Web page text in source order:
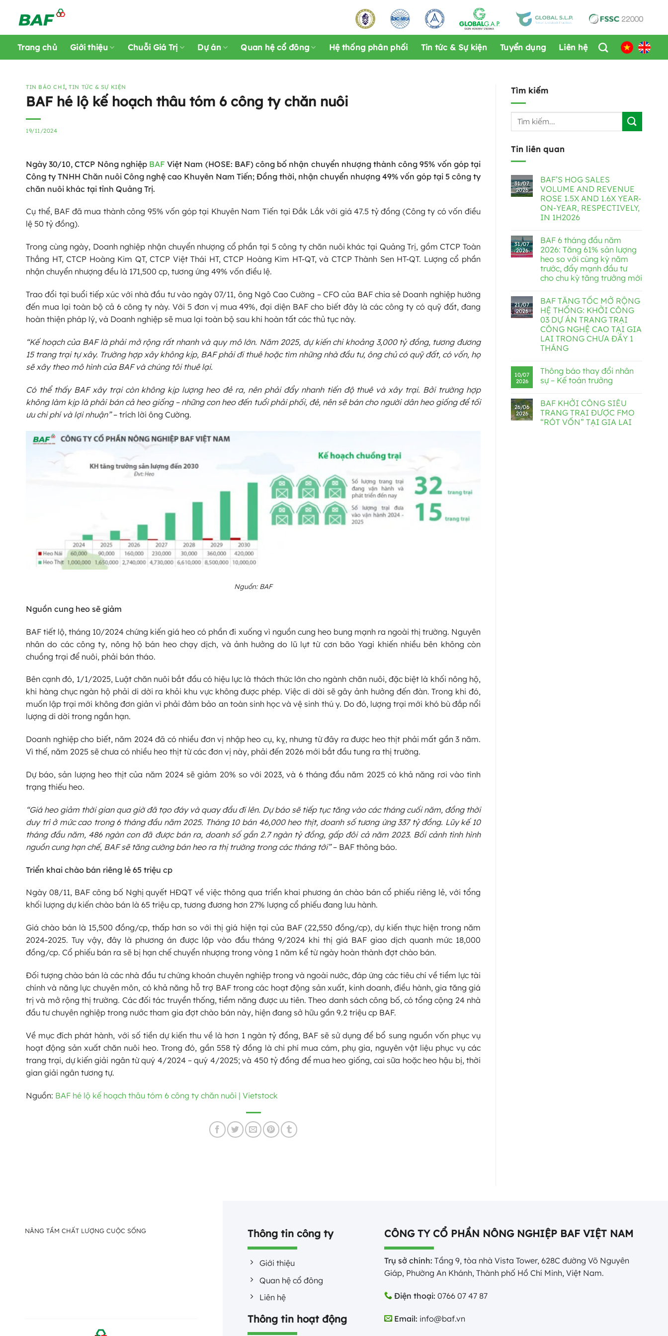
Trang chủ
Giới thiệu Chuỗi Giá Trị Dự án Quan hệ cổ đông Hệ thống phân phối Tin tức & Sự kiện Tuyển dụng Liên hệ
TIN BÁO CHÍ,TIN TỨC & SỰ KIỆN
BAF hé lộ kế hoạch thâu tóm 6 công ty chăn nuôi
19/11/2024
Ngày 30/10, CTCP Nông nghiệp BAF Việt Nam (HOSE: BAF) công bố nhận chuyển nhượng thành công 95% vốn góp tại
Công ty TNHH Chăn nuôi Công nghệ cao Khuyên Nam Tiến; Đồng thời, nhận chuyển nhượng 49% vốn góp tại 5 công ty
chăn nuôi khác tại tỉnh Quảng Trị.
Cụ thể, BAF đã mua thành công 95% vốn góp tại Khuyên Nam Tiến tại Đắk Lắk với giá 47.5 tỷ đồng (Công ty có vốn điều
lệ 50 tỷ đồng).
Trong cùng ngày, Doanh nghiệp nhận chuyển nhượng cổ phần tại 5 công ty chăn nuôi khác tại Quảng Trị, gồm CTCP Toàn
Thắng HT, CTCP Hoàng Kim QT, CTCP Việt Thái HT, CTCP Hoàng Kim HT-QT, và CTCP Thành Sen HT-QT. Lượng cổ phần
nhận chuyển nhượng đều là 171,500 cp, tương ứng 49% vốn điều lệ.
Trao đổi tại buổi tiếp xúc với nhà đầu tư vào ngày 07/11, ông Ngô Cao Cường – CFO của BAF chia sẻ Doanh nghiệp hướng
đến mua lại toàn bộ cả 6 công ty này. Với 5 đơn vị mua 49%, đại diện BAF cho biết đây là các công ty có quỹ đất, đang
hoàn thiện pháp lý, và Doanh nghiệp sẽ mua lại toàn bộ sau khi hoàn tất các thủ tục này.
“Kế hoạch của BAF là phải mở rộng rất nhanh và quy mô lớn. Năm 2025, dự kiến chi khoảng 3,000 tỷ đồng, tương đương
15 trang trại tự xây. Trường hợp xây không kịp, BAF phải đi thuê hoặc tìm những nhà đầu tư, ông chủ có quỹ đất, có vốn, họ
sẽ xây theo mô hình của BAF và chúng tôi thuê lại.
Có thể thấy BAF xây trại còn không kịp lượng heo đẻ ra, nên phải đẩy nhanh tiến độ thuê và xây trại. Bởi trường hợp
không làm kịp là phải bán cả heo giống – những con heo đến tuổi phải phối, đẻ, nên sẽ bán cho người dân heo giống để tối
ưu chi phí và lợi nhuận”– trích lời ông Cường.
Nguồn: BAF
Nguồn cung heo sẽ giảm
BAF tiết lộ, tháng 10/2024 chứng kiến giá heo có phần đi xuống vì nguồn cung heo bung mạnh ra ngoài thị trường. Nguyên
nhân do các công ty, nông hộ bán heo chạy dịch, và ảnh hưởng do lũ lụt từ cơn bão Yagi khiến nhiều bên không còn
chuồng trại để nuôi, phải bán tháo.
Bên cạnh đó, 1/1/2025, Luật chăn nuôi bắt đầu có hiệu lực là thách thức lớn cho ngành chăn nuôi, đặc biệt là khối nông hộ,
khi hàng chục ngàn hộ phải di dời ra khỏi khu vực không được phép. Việc di dời sẽ gây ảnh hưởng đến đàn. Trong khi đó,
muốn lập trại mới không đơn giản vì phải đảm bảo an toàn sinh học và vệ sinh thú y. Do đó, lượng trại mới khó bù đắp nổi
lượng di dời trong ngắn hạn.
Doanh nghiệp cho biết, năm 2024 đã có nhiều đơn vị nhập heo cụ, kỵ, nhưng từ đây ra được heo thịt phải mất gần 3 năm.
Vì thế, năm 2025 sẽ chưa có nhiều heo thịt từ các đơn vị này, phải đến 2026 mới bắt đầu tung ra thị trường.
Dự báo, sản lượng heo thịt của năm 2024 sẽ giảm 20% so với 2023, và 6 tháng đầu năm 2025 có khả năng rơi vào tình
trạng thiếu heo.
“Giá heo giảm thời gian qua giờ đã tạo đáy và quay đầu đi lên. Dự báo sẽ tiếp tục tăng vào các tháng cuối năm, đồng thời
duy trì ở mức cao trong 6 tháng đầu năm 2025. Tháng 10 bán 46,000 heo thịt, doanh số tương ứng 337 tỷ đồng. Lũy kế 10
tháng đầu năm, 486 ngàn con đã được bán ra, doanh số gần 2.7 ngàn tỷ đồng, gấp đôi cả năm 2023. Bối cảnh tình hình
nguồn cung hạn chế, BAF sẽ tăng cường bán heo ra thị trường trong các tháng tới”– BAF thông báo.
Triển khai chào bán riêng lẻ 65 triệu cp
Ngày 08/11, BAF công bố Nghị quyết HĐQT về việc thông qua triển khai phương án chào bán cổ phiếu riêng lẻ, với tổng
khối lượng dự kiến chào bán là 65 triệu cp, tương đương hơn 27% lượng cổ phiếu đang lưu hành.
Giá chào bán là 15,500 đồng/cp, thấp hơn so với thị giá hiện tại của BAF (22,550 đồng/cp), dự kiến thực hiện trong năm
2024-2025. Tuy vậy, đây là phương án được lập vào đầu tháng 9/2024 khi thị giá BAF giao dịch quanh mức 18,000
đồng/cp. Cổ phiếu bán ra sẽ bị hạn chế chuyển nhượng trong vòng 1 năm kể từ ngày hoàn thành đợt chào bán.
Đối tượng chào bán là các nhà đầu tư chứng khoán chuyên nghiệp trong và ngoài nước, đáp ứng các tiêu chí về tiềm lực tài
chính và năng lực chuyên môn, có khả năng hỗ trợ BAF trong các hoạt động sản xuất, kinh doanh, điều hành, gia tăng giá
trị và mở rộng thị trường. Các đối tác truyền thống, tiềm năng được ưu tiên. Theo danh sách công bố, có tổng cộng 24 nhà
đầu tư chuyên nghiệp trong nước tham gia đợt chào bán này, hiện đang sở hữu gần 9.2 triệu cp BAF.
Về mục đích phát hành, với số tiền dự kiến thu về là hơn 1 ngàn tỷ đồng, BAF sẽ sử dụng để bổ sung nguồn vốn phục vụ
hoạt động sản xuất chăn nuôi heo. Trong đó, gần 558 tỷ đồng là chi phí mua cám, phụ gia, nguyên vật liệu phục vụ các
trang trại, dự kiến giải ngân từ quý 4/2024 – quý 4/2025; và 450 tỷ đồng để mua heo giống, cai sữa hoặc heo hậu bị, thời
gian giải ngân tương tự.
Nguồn: BAF hé lộ kế hoạch thâu tóm 6 công ty chăn nuôi | Vietstock
Tìm kiếm
Tin liên quan
31/07
2026
BAF’S HOG SALES
VOLUME AND REVENUE
ROSE 1.5X AND 1.6X YEAR-
ON-YEAR, RESPECTIVELY,
IN 1H2026
31/07
2026
BAF 6 tháng đầu năm
2026: Tăng 61% sản lượng
heo so với cùng kỳ năm
trước, đẩy mạnh đầu tư
cho chu kỳ tăng trưởng mới
21/07
2026
BAF TĂNG TỐC MỞ RỘNG
HỆ THỐNG: KHỞI CÔNG
03 DỰ ÁN TRANG TRẠI
CÔNG NGHỆ CAO TẠI GIA
LAI TRONG CHƯA ĐẦY 1
THÁNG
10/07
2026
Thông báo thay đổi nhân
sự – Kế toán trưởng
26/06
2026
BAF KHỞI CÔNG SIÊU
TRANG TRẠI ĐƯỢC FMO
“RÓT VỐN” TẠI GIA LAI
NÂNG TẦM CHẤT LƯỢNG CUỘC SỐNG Thông tin công ty
Giới thiệu
Quan hệ cổ đông
Liên hệ
Thông tin hoạt động
CÔNG TY CỔ PHẦN NÔNG NGHIỆP BAF VIỆT NAM
Trụ sở chính: Tầng 9, tòa nhà Vista Tower, 628C đường Võ Nguyên
Giáp, Phường An Khánh, Thành phố Hồ Chí Minh, Việt Nam.
Điện thoại: 0766 07 47 87
Email: info@baf.vn